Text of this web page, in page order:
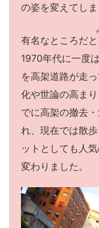
の姿を変えてしま
有名なところだと
1970年代に一度
を高架道路が走
化や世論の高ま
でに高架の撤去
れ、現在では散
ットとしても人
変わりました。